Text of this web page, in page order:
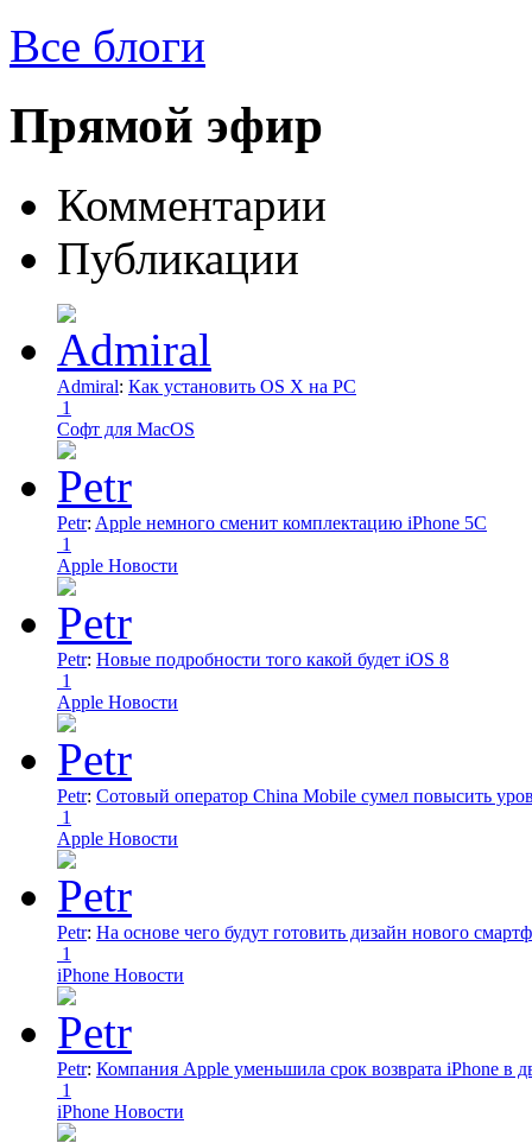
Все блоги
Прямой эфир
Комментарии
Публикации
Admiral: Как установить OS X на PC
1
Софт для MacOS
Petr: Apple немного сменит комплектацию iPhone 5C
1
Apple Новости
Petr: Новые подробности того какой будет iOS 8
1
Apple Новости
Petr: Сотовый оператор China Mobile сумел повысить
1
Apple Новости
Petr: На основе чего будут готовить дизайн нового
1
iPhone Новости
Petr: Компания Apple уменьшила срок возврата iPhone в
1
iPhone Новости